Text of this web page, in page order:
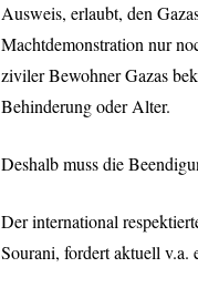
Ausweis, erlaubt, den
Machtdemonstration nur
ziviler Bewohner Gazas
Behinderung oder Alter.
Deshalb muss die
Der international
Sourani, fordert aktuell v.a.